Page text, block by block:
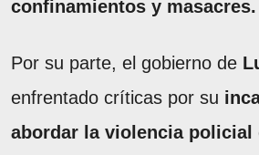
confinamientos y masacres.
Por su parte, el gobierno de
enfrentado críticas por su
abordar la violencia policial